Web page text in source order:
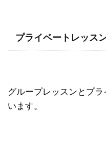
プライベートレッス
グループレッスンとプ
います。